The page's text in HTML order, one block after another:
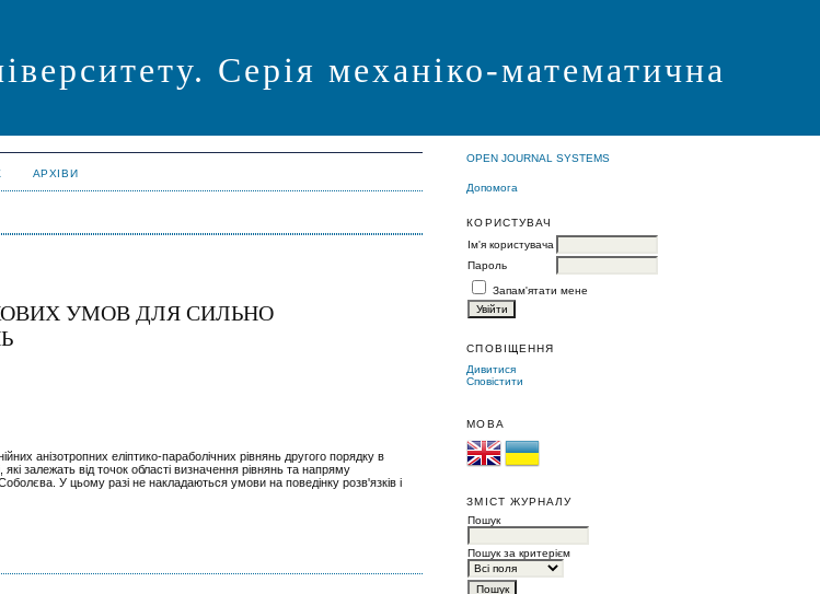
Серія механіко-математична
OPEN JOURNAL SYSTEMS
Допомога
КОРИСТУВАЧ
Ім'я користувача
Пароль
Запам'ятати мене
СПОВІЩЕННЯ
Дивитися
Сповістити
МОВА
ЗМІСТ ЖУРНАЛУ
Пошук
Пошук за критерієм
АРХІВИ
УМОВ ДЛЯ СИЛЬНО
анізотропних еліптико-параболічних рівнянь другого порядку в
залежать від точок області визначення рівнянь та напряму
У цьому разі не накладаються умови на поведінку розв'язків і